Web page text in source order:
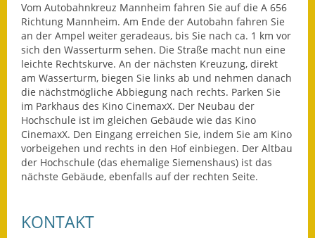
Gemeindehalle und
Bürgerhaus
Grundschule &
Kernzeitbetreuung
Integration und Asyl
Bevölkerungsschutz
Kinderbetreuung
Vom Autobahnkreuz Mannheim fahren Sie auf die A 656
Richtung Mannheim. Am Ende der Autobahn fahren Sie
an der Ampel weiter geradeaus, bis Sie nach ca. 1 km vor
sich den Wasserturm sehen. Die Straße macht nun eine
leichte Rechtskurve. An der nächsten Kreuzung, direkt
am Wasserturm, biegen Sie links ab und nehmen danach
die nächstmögliche Abbiegung nach rechts. Parken Sie
im Parkhaus des Kino CinemaxX. Der Neubau der
Hochschule ist im gleichen Gebäude wie das Kino
CinemaxX. Den Eingang erreichen Sie, indem Sie am Kino
vorbeigehen und rechts in den Hof einbiegen. Der Altbau
der Hochschule (das ehemalige Siemenshaus) ist das
nächste Gebäude, ebenfalls auf der rechten Seite.
KONTAKT